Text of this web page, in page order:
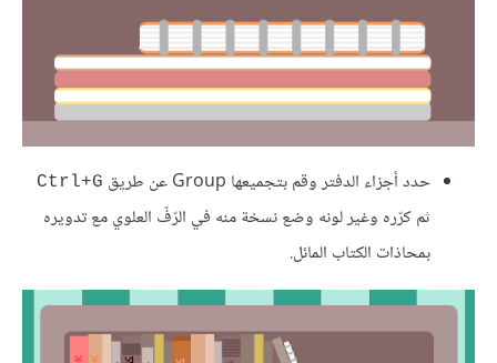
حدد أجزاء الدفتر وقم بتجميعها Group عن طريق Ctrl+G
ثم كرّره وغير لونه وضع نسخة منه في الرّفّ العلوي مع تدويره
بمحاذات الكتاب المائل.